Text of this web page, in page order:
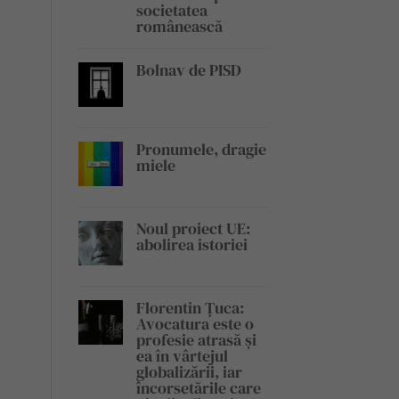
societatea
românească
Bolnav de PISD
Pronumele, dragie
miele
Noul proiect UE:
abolirea istoriei
Florentin Țuca:
Avocatura este o
profesie atrasă și
ea în vârtejul
globalizării, iar
încorsetările care